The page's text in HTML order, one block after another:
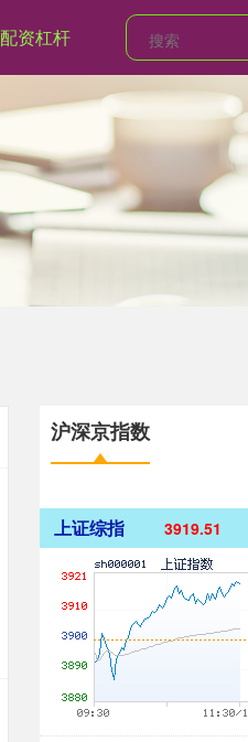
资杠杆
沪深京指数
上证综指 3919.51